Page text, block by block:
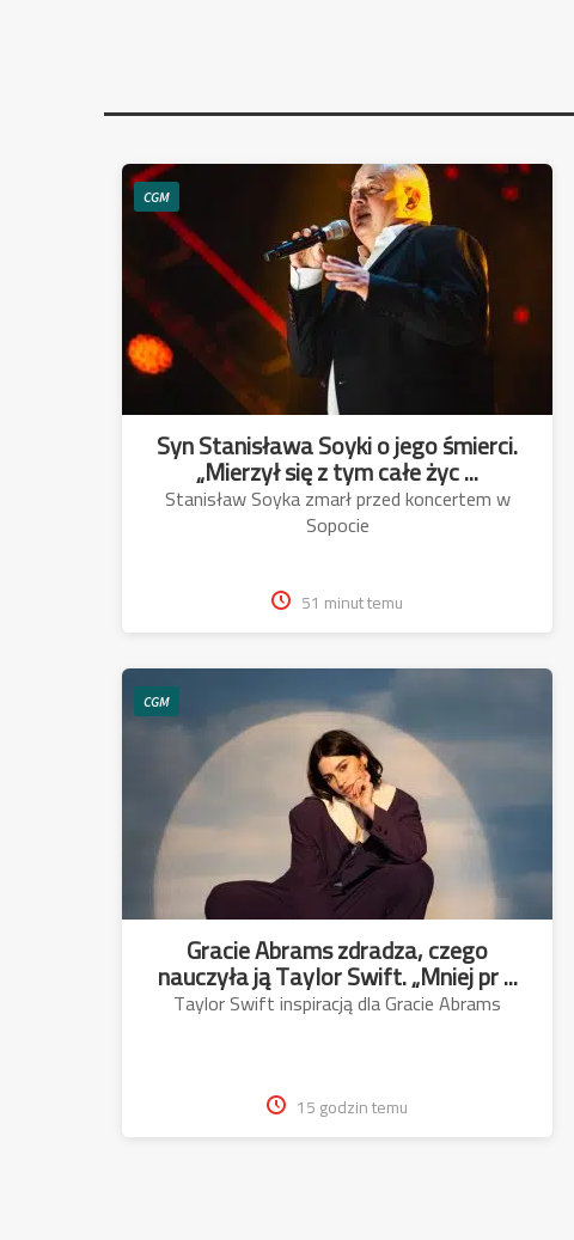
CGM
Syn Stanisława Soyki o jego śmierci.
„Mierzył się z tym całe życ ...
Stanisław Soyka zmarł przed koncertem w
Sopocie
51 minut temu
CGM
Gracie Abrams zdradza, czego
nauczyła ją Taylor Swift. „Mniej pr ...
Taylor Swift inspiracją dla Gracie Abrams
15 godzin temu